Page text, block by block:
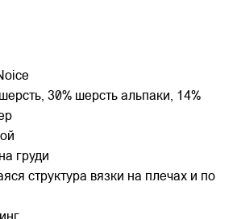
30% шерсть альпаки, 14%
груди
структура вязки на плечах и по